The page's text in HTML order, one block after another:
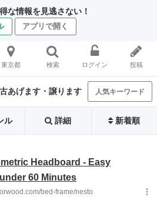
な情報を見逃さない！
アプリで開く
東京都 検索 ログイン 投稿
あげます・譲ります 人気キーワード
ル 詳細 新着順